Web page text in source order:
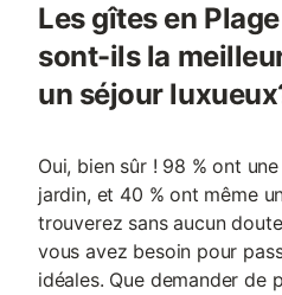
Les gîtes en
sont-ils la
un séjour
Oui, bien sûr ! 98 % ont
jardin, et 40 % ont même
trouverez sans aucun
vous avez besoin pour
idéales. Que demander de